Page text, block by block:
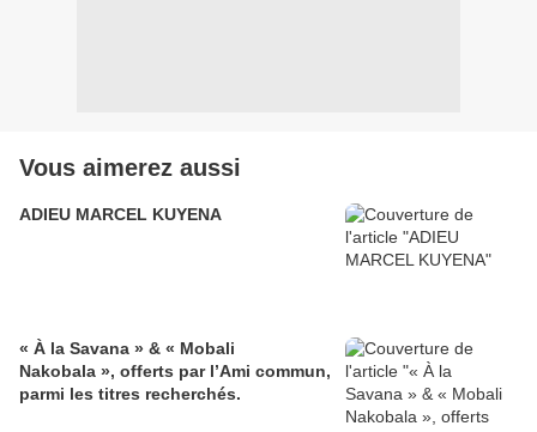
Vous aimerez aussi
ADIEU MARCEL KUYENA
« À la Savana » & « Mobali
Nakobala », offerts par l’Ami commun,
parmi les titres recherchés.